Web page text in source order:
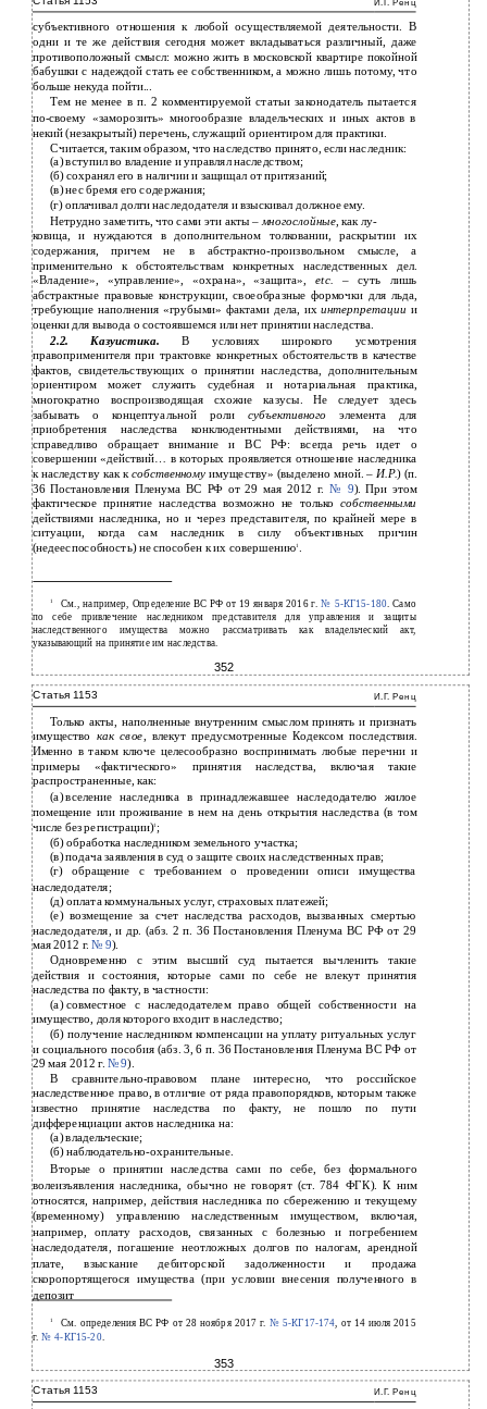
И.Г. Ренц
субъективного отношения к любой осуществляемой деятельности. В
одни и те же действия сегодня может вкладываться различный, даже
противоположный смысл: можно жить в московской квартире покойной
бабушки с надеждой стать ее собственником, а можно лишь потому, что
больше некуда пойти...
Тем не менее в п. 2 комментируемой статьи законодатель пытается
по-своему «заморозить» многообразие владельческих и иных актов в
некий (незакрытый) перечень, служащий ориентиром для практики.
Считается, таким образом, что наследство принято, если наследник:
(а) вступил во владение и управлял наследством;
(б) сохранял его в наличии и защищал от притязаний;
(в) нес бремя его содержания;
(г) оплачивал долги наследодателя и взыскивал должное ему.
Нетрудно заметить, что сами эти акты –многослойные, как лу-
ковица, и нуждаются в дополнительном толковании, раскрытии их
содержания, причем не в абстрактно-произвольном смысле, а
применительно к обстоятельствам конкретных наследственных дел.
«Владение», «управление», «охрана», «защита»,etc. – суть лишь
абстрактные правовые конструкции, своеобразные формочки для льда,
требующие наполнения «грубыми» фактами дела, ихинтерпретации и
оценки для вывода о состоявшемся или нет принятии наследства.
2.2. Казуистика. В условиях широкого усмотрения
правоприменителя при трактовке конкретных обстоятельств в качестве
фактов, свидетельствующих о принятии наследства, дополнительным
ориентиром может служить судебная и нотариальная практика,
многократно воспроизводящая схожие казусы. Не следует здесь
забывать о концептуальной роли субъективного элемента для
приобретения наследства конклюдентными действиями, на что
справедливо обращает внимание и ВС РФ: всегда речь идет о
совершении «действий… в которых проявляется отношение наследника
к наследству как ксобственномуимуществу» (выделено мной. –И.Р.) (п.
36 Постановления Пленума ВС РФ от 29 мая 2012 г. № 9). При этом
фактическое принятие наследства возможно не только собственными
действиями наследника, но и через представителя, по крайней мере в
ситуации, когда сам наследник в силу объективных причин
(недееспособность) не способен к их совершению1.
1 См., например, Определение ВС РФ от 19 января 2016 г.№ 5-КГ15-180 . Само
по себе привлечение наследником представителя для управления и защиты
наследственного имущества можно рассматривать как владельческий акт,
указывающий на принятие им наследства.
352
Статья 1153 И.Г. Ренц
Только акты, наполненные внутренним смыслом принять и признать
имущество как свое, влекут предусмотренные Кодексом последствия.
Именно в таком ключе целесообразно воспринимать любые перечни и
примеры «фактического» принятия наследства, включая такие
распространенные, как:
(а)вселение наследника в принадлежавшее наследодателю жилое
помещение или проживание в нем на день открытия наследства (в том
числе без регистрации)1;
(б) обработка наследником земельного участка;
(в) подача заявления в суд о защите своих наследственных прав;
(г) обращение с требованием о проведении описи имущества
наследодателя;
(д) оплата коммунальных услуг, страховых платежей;
(е) возмещение за счет наследства расходов, вызванных смертью
наследодателя, и др. (абз. 2 п. 36 Постановления Пленума ВС РФ от 29
мая 2012 г.№ 9).
Одновременно с этим высший суд пытается вычленить такие
действия и состояния, которые сами по себе не влекут принятия
наследства по факту, в частности:
(а) совместное с наследодателем право общей собственности на
имущество, доля которого входит в наследство;
(б) получение наследником компенсации на уплату ритуальных услуг
и социального пособия (абз. 3, 6 п. 36 Постановления Пленума ВС РФ от
29 мая 2012 г. № 9).
В сравнительно-правовом плане интересно, что российское
наследственное право, в отличие от ряда правопорядков, которым также
известно принятие наследства по факту, не пошло по пути
дифференциации актов наследника на:
(а)владельческие;
(б) наблюдательно-охранительные.
Вторые о принятии наследства сами по себе, без формального
волеизъявления наследника, обычно не говорят (ст. 784 ФГК). К ним
относятся, например, действия наследника по сбережению и текущему
(временному) управлению наследственным имуществом, включая,
например, оплату расходов, связанных с болезнью и погребением
наследодателя, погашение неотложных долгов по налогам, арендной
плате, взыскание дебиторской задолженности и продажа
скоропортящегося имущества (при условии внесения полученного в
депозит
1 См. определения ВС РФ от 28 ноября 2017 г. № 5-КГ17-174, от 14 июля 2015
г.№4-КГ15-20.
353
Статья 1153 И.Г. Ренц